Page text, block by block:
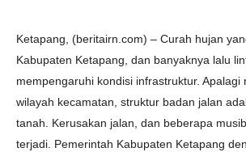
Ketapang, (beritairn.com) – Curah hujan
Kabupaten Ketapang, dan banyaknya lalu
mempengaruhi kondisi infrastruktur. Apalagi
wilayah kecamatan, struktur badan jalan
tanah. Kerusakan jalan, dan beberapa
terjadi. Pemerintah Kabupaten Ketapang